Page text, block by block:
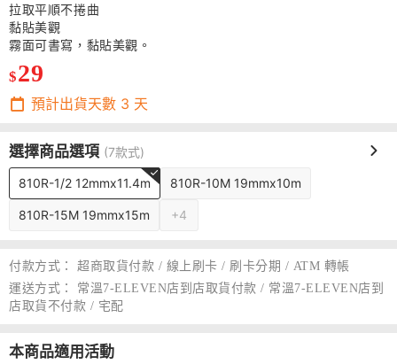
拉取平順不捲曲
黏貼美觀
霧面可書寫，黏貼美觀。
$29
預計出貨天數 3 天
選擇商品選項 (7款式)
810R-1/2 12mmx11.4m 810R-10M 19mmx10m
810R-15M 19mmx15m +4
付款方式：
超商取貨付款 / 線上刷卡 / 刷卡分期 / ATM 轉帳
運送方式：
常溫7-ELEVEN店到店取貨付款 / 常溫7-ELEVEN店到
店取貨不付款 / 宅配
本商品適用活動